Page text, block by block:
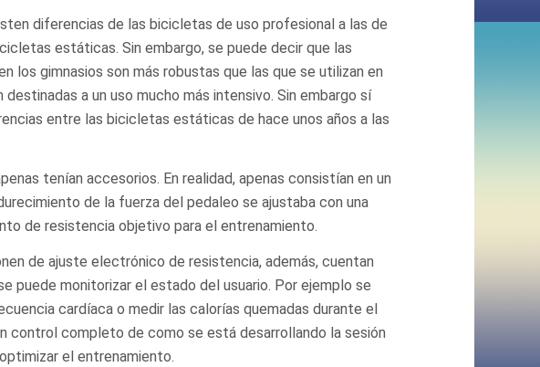
diferencias de las bicicletas de uso profesional a las de
estáticas. Sin embargo, se puede decir que las
los gimnasios son más robustas que las que se utilizan en
a un uso mucho más intensivo. Sin embargo sí
entre las bicicletas estáticas de hace unos años a las
tenían accesorios. En realidad, apenas consistían en un
de la fuerza del pedaleo se ajustaba con una
de resistencia objetivo para el entrenamiento.
de ajuste electrónico de resistencia, además, cuentan
puede monitorizar el estado del usuario. Por ejemplo se
cardíaca o medir las calorías quemadas durante el
control completo de como se está desarrollando la sesión
el entrenamiento.